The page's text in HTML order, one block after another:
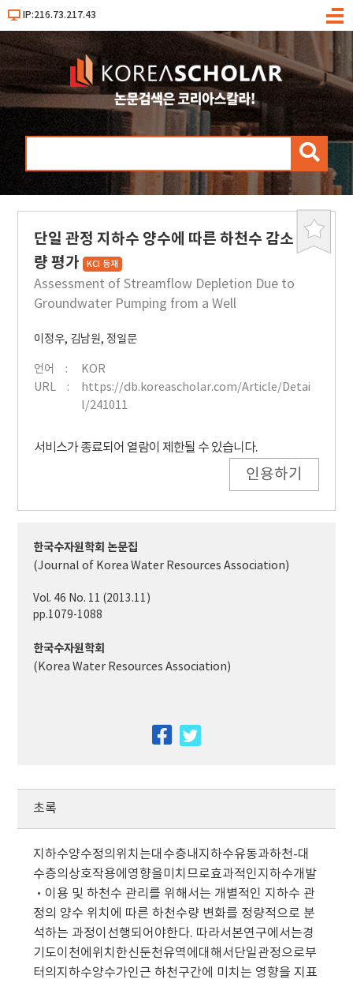
IP:216.73.217.43
메
검
북
단일 관정 지하수 양수에 따른 하천수 감소
량 평가 KCI 등재
Assessment of Streamflow Depletion Due to
Groundwater Pumping from a Well
이정우, 김남원, 정일문
언어
KOR
URL
https://db.koreascholar.com/Article/Detai
l/241011
서비스가 종료되어 열람이 제한될 수 있습니다.
인용하기
한국수자원학회 논문집
(Journal of Korea Water Resources Association)
Vol. 46 No. 11 (2013.11)
pp.1079-1088
한국수자원학회
(Korea Water Resources Association)
facebook
초록
지하수양수정의위치는대수층내지하수유동과하천-대
수층의상호작용에영향을미치므로효과적인지하수개발
·이용 및 하천수 관리를 위해서는 개별적인 지하수 관
정의 양수 위치에 따른 하천수량 변화를 정량적으로 분
석하는 과정이선행되어야한다. 따라서본연구에서는경
기도이천에위치한신둔천유역에대해서단일관정으로부
터의지하수양수가인근 하천구간에 미치는 영향을 지표